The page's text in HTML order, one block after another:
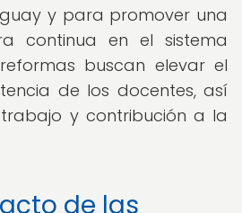
y para promover una
continua en el sistema
buscan elevar el
de los docentes, así
y contribución a la
de las